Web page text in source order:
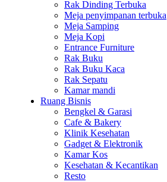
Rak Dinding Terbuka
Meja penyimpanan terbuka
Meja Samping
Meja Kopi
Entrance Furniture
Rak Buku
Rak Buku Kaca
Rak Sepatu
Kamar mandi
Ruang Bisnis
Bengkel & Garasi
Cafe & Bakery
Klinik Kesehatan
Gadget & Elektronik
Kamar Kos
Kesehatan & Kecantikan
Resto